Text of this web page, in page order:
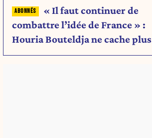
« Il faut continuer de
combattre l’idée de France » :
Houria Bouteldja ne cache plus
rien de son projet